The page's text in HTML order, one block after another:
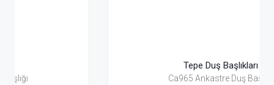
Tepe Duş Başlıkları
Ca965 Ankastre Duş Başlığı